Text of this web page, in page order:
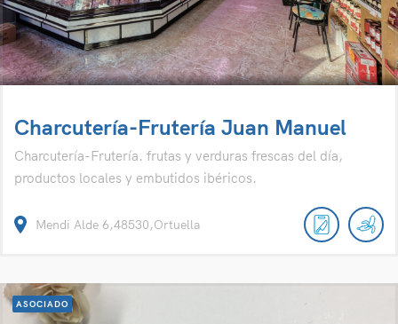
Charcutería-Frutería Juan Manuel
Charcutería-Frutería. frutas y verduras frescas del día,
productos locales y embutidos ibéricos.
Mendi Alde 6,48530,Ortuella
ASOCIADO